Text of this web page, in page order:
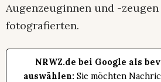
Augenzeuginnen und -
fotografierten.
NRWZ.de bei Google als
auswählen: Sie möchten